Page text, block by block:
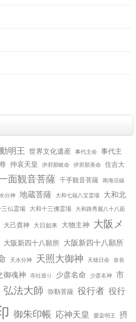
明王 世界文化遺産 事代主命
事代主
仲哀天皇 伊邪那岐命 伊邪那美命 住吉大
面観音菩薩 千手観音菩薩 南海沿線
分神 地蔵菩薩 大和七福八宝霊場
大和北
三仏霊場 大和十三佛霊場 大和路秀麗八十八面
大己貴神 大日如来 大物主神
大阪メ
大阪新四十八願所 大阪新四十八願所
天水分神 天照大御神 天穂日命 奈良
御魂神 寺社巡り 少彦名命 少彦名神 市
弘法大師 弥勒菩薩 役行者 役行
御朱印帳 応神天皇 愛染明王
摂